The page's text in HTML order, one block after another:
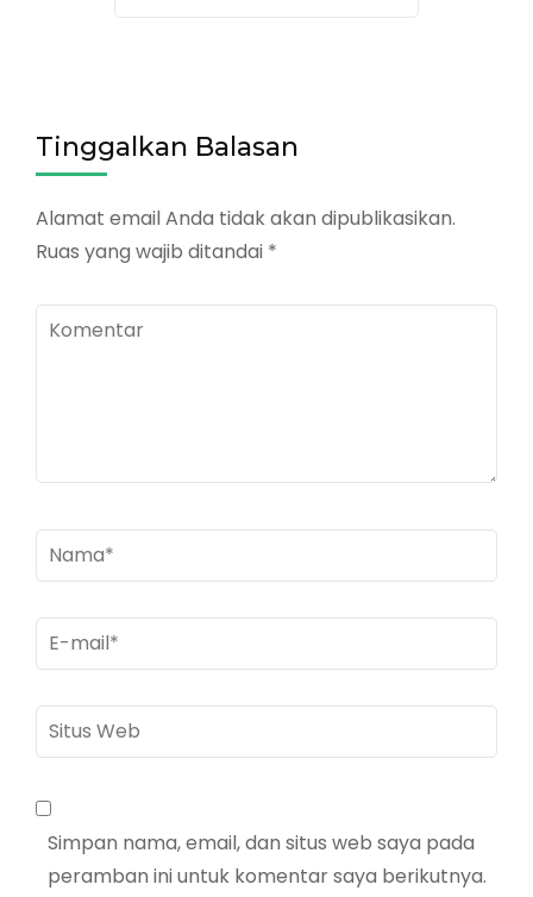
Tinggalkan Balasan
Alamat email Anda tidak akan dipublikasikan.
Ruas yang wajib ditandai *
Komentar
Nama*
E-
mail*
Situs
Web
Simpan nama, email, dan situs web saya pada
peramban ini untuk komentar saya berikutnya.